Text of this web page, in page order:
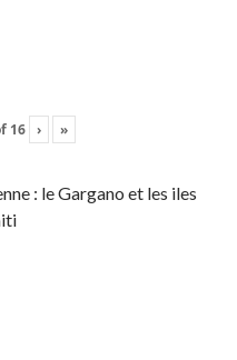
16 › »
: le Gargano et les iles